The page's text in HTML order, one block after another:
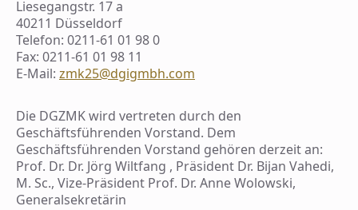
Liesegangstr. 17 a
40211 Düsseldorf
Telefon: 0211-61 01 98 0
Fax: 0211-61 01 98 11
E-Mail: zmk25@dgigmbh.com
Die DGZMK wird vertreten durch den
Geschäftsführenden Vorstand. Dem
Geschäftsführenden Vorstand gehören derzeit an:
Prof. Dr. Dr. Jörg Wiltfang , Präsident Dr. Bijan Vahedi,
M. Sc., Vize-Präsident Prof. Dr. Anne Wolowski,
Generalsekretärin